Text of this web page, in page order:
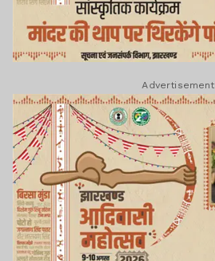
Advertisement